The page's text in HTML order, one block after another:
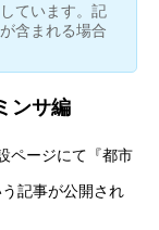
ています。記
含まれる場合
ンサ編
ページにて『都市
記事が公開され